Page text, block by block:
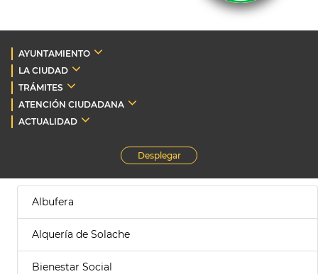
AYUNTAMIENTO
LA CIUDAD
TRÁMITES
ATENCIÓN CIUDADANA
ACTUALIDAD
Desplegar
Albufera
Alquería de Solache
Bienestar Social